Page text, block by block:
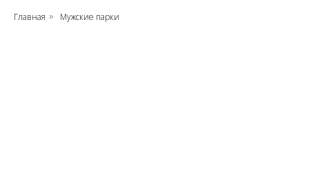
Главная » Мужские парки